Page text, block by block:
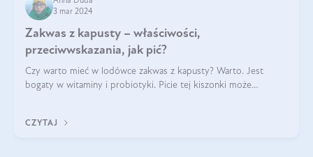
3 mar 2024
Zakwas z kapusty – właściwości,
przeciwwskazania, jak pić?
Czy warto mieć w lodówce zakwas z kapusty? Warto. Jest
bogaty w witaminy i probiotyki. Picie tej kiszonki może
CZYTAJ